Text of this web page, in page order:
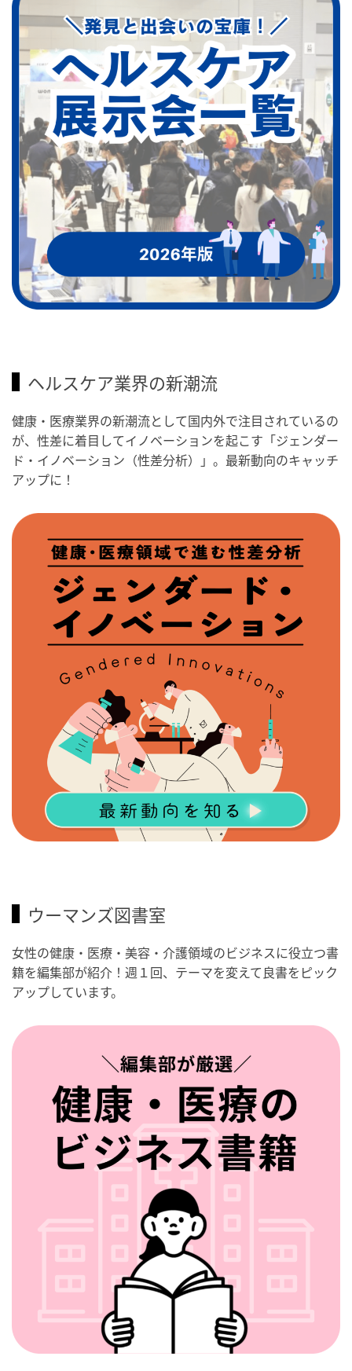
ヘルスケア業界の新潮流
健康・医療業界の新潮流として国内外で注目されているの
が、性差に着目してイノベーションを起こす「ジェンダー
ド・イノベーション（性差分析）」。最新動向のキャッチ
アップに！
ウーマンズ図書室
女性の健康・医療・美容・介護領域のビジネスに役立つ書
籍を編集部が紹介！週１回、テーマを変えて良書をピック
アップしています。